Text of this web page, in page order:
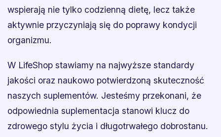
wspierają nie tylko codzienną dietę, lecz także
aktywnie przyczyniają się do poprawy kondycji
organizmu.
W LifeShop stawiamy na najwyższe standardy
jakości oraz naukowo potwierdzoną skuteczność
naszych suplementów. Jesteśmy przekonani, że
odpowiednia suplementacja stanowi klucz do
zdrowego stylu życia i długotrwałego dobrostanu.